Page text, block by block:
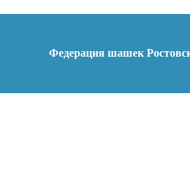
Федерация шашек